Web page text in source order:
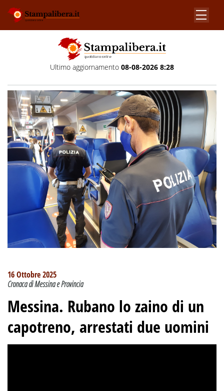
Ultimo aggiornamento 08-08-2026 8:28
16 Ottobre 2025
Cronaca di Messina e Provincia
Messina. Rubano lo zaino di un
capotreno, arrestati due uomini